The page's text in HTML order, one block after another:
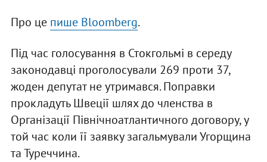
Про це пише Bloomberg.
Під час голосування в Стокгольмі в середу
законодавці проголосували 269 проти 37,
жоден депутат не утримався. Поправки
прокладуть Швеції шлях до членства в
Організації Північноатлантичного договору, у
той час коли її заявку загальмували Угорщина
та Туреччина.